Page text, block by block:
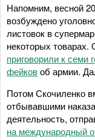
Напомним, весной
возбуждено
листовок в
некоторых товарах.
приговорили к семи
фейковоб армии.
Потом Скочиленко
отбывавшими
деятельность,
на международный